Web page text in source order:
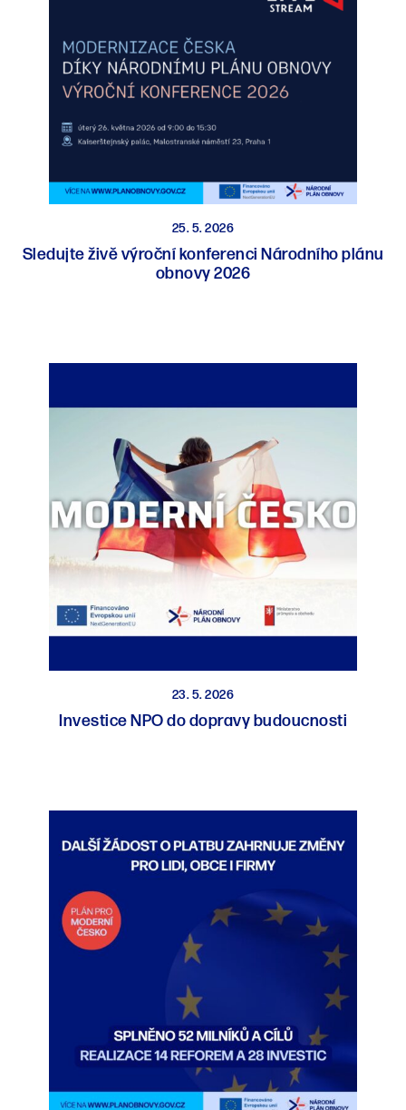
25. 5. 2026
Sledujte živě výroční konferenci Národního plánu
obnovy 2026
23. 5. 2026
Investice NPO do dopravy budoucnosti